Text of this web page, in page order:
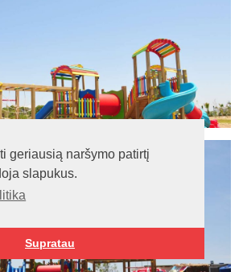
geriausią naršymo patirtį
slapukus.
Supratau